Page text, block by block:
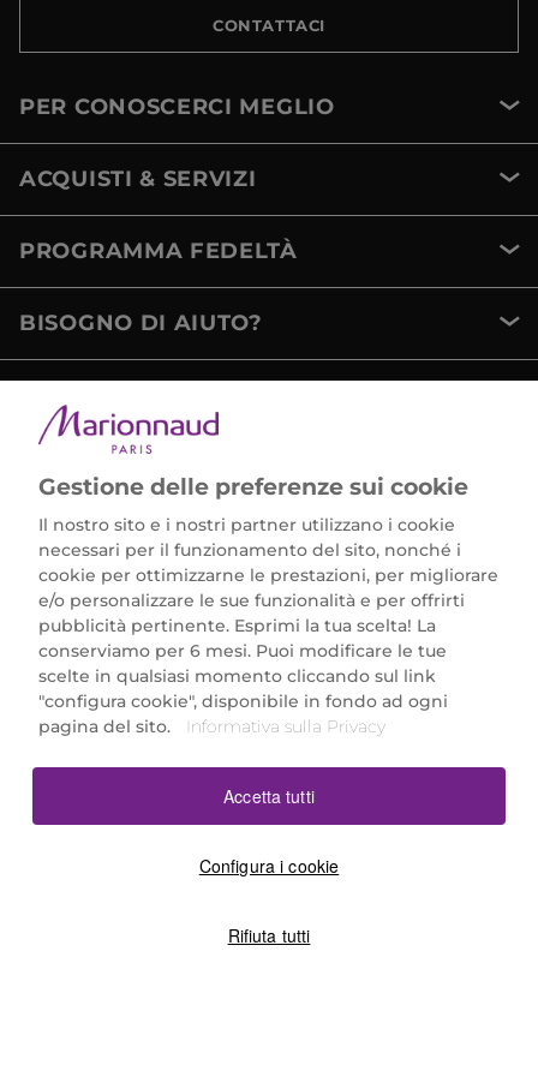
CONTATTACI
PER CONOSCERCI MEGLIO
ACQUISTI & SERVIZI
PROGRAMMA FEDELTÀ
BISOGNO DI AIUTO?
Marionnaud Parfumeries Italia S.r.l.
Largo Fiera Milano 5, 20017 Rho (MI)
REA Milano 1650024 con P.IVA 13425220152.
SCARICA LA NOSTRA APP
Gestione delle preferenze sui cookie
Il nostro sito e i nostri partner utilizzano i cookie
necessari per il funzionamento del sito, nonché i
cookie per ottimizzarne le prestazioni, per migliorare
e/o personalizzare le sue funzionalità e per offrirti
pubblicità pertinente. Esprimi la tua scelta! La
conserviamo per 6 mesi. Puoi modificare le tue
scelte in qualsiasi momento cliccando sul link
"configura cookie", disponibile in fondo ad ogni
pagina del sito.
Informativa sulla Privacy
Configura i cookie
Rifiuta tutti
Accetta tutti